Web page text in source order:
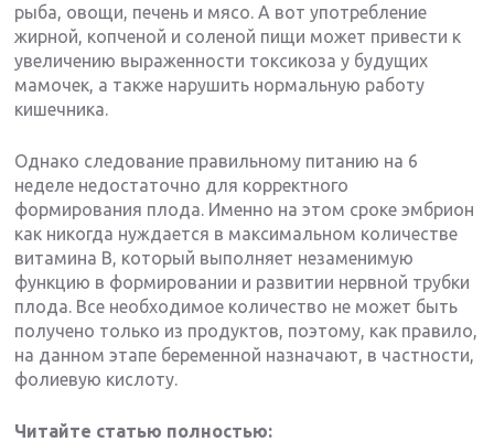
рыба, овощи, печень и мясо. А вот употребление
жирной, копченой и соленой пищи может привести к
увеличению выраженности токсикоза у будущих
мамочек, а также нарушить нормальную работу
кишечника.
Однако следование правильному питанию на 6
неделе недостаточно для корректного
формирования плода. Именно на этом сроке эмбрион
как никогда нуждается в максимальном количестве
витамина В, который выполняет незаменимую
функцию в формировании и развитии нервной трубки
плода. Все необходимое количество не может быть
получено только из продуктов, поэтому, как правило,
на данном этапе беременной назначают, в частности,
фолиевую кислоту.
Читайте статью полностью: